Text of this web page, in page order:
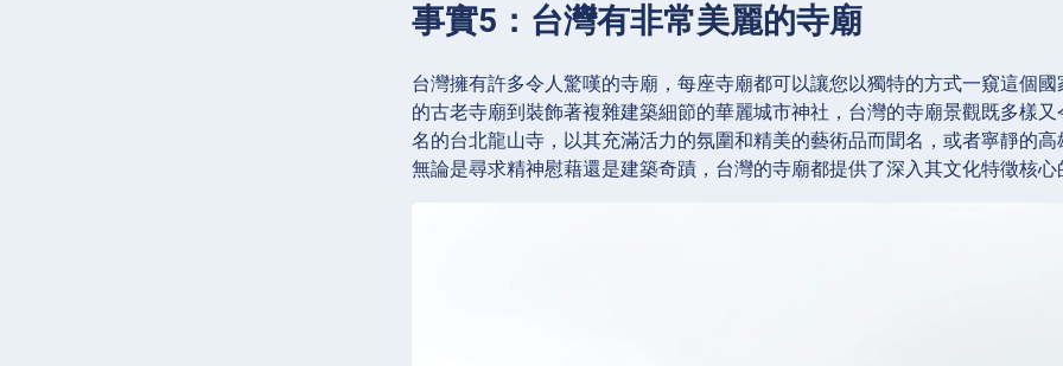
事實5：台灣有非常美麗的寺廟
台灣擁有許多令人驚嘆的寺廟，每座寺廟都可以讓您以獨特的方式一窺這個
的古老寺廟到裝飾著複雜建築細節的華麗城市神社，台灣的寺廟景觀既多樣
名的台北龍山寺，以其充滿活力的氛圍和精美的藝術品而聞名，或者寧靜的
無論是尋求精神慰藉還是建築奇蹟，台灣的寺廟都提供了深入其文化特徵核